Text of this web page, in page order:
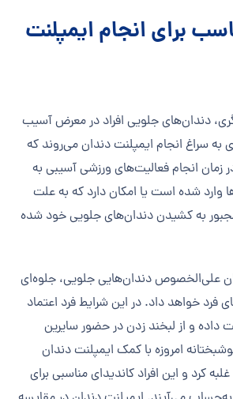
برای انجام ایمپلنت
دندان‌های جلویی افراد در معرض آسیب
به سراغ انجام ایمپلنت دندان می‌روند که
زمان انجام فعالیت‌های ورزشی آسیبی به
وارد شده است یا امکان دارد که به علت
به کشیدن دندان‌های جلویی خود شده
علی‌الخصوص دندان‌هایی جلویی، جلوه‌ای
فرد خواهد داد. در این شرایط فرد اعتماد
و از لبخند زدن در حضور سایرین
امروزه با کمک ایمپلنت دندان
کرد و این افراد کاندیدای مناسبی برای